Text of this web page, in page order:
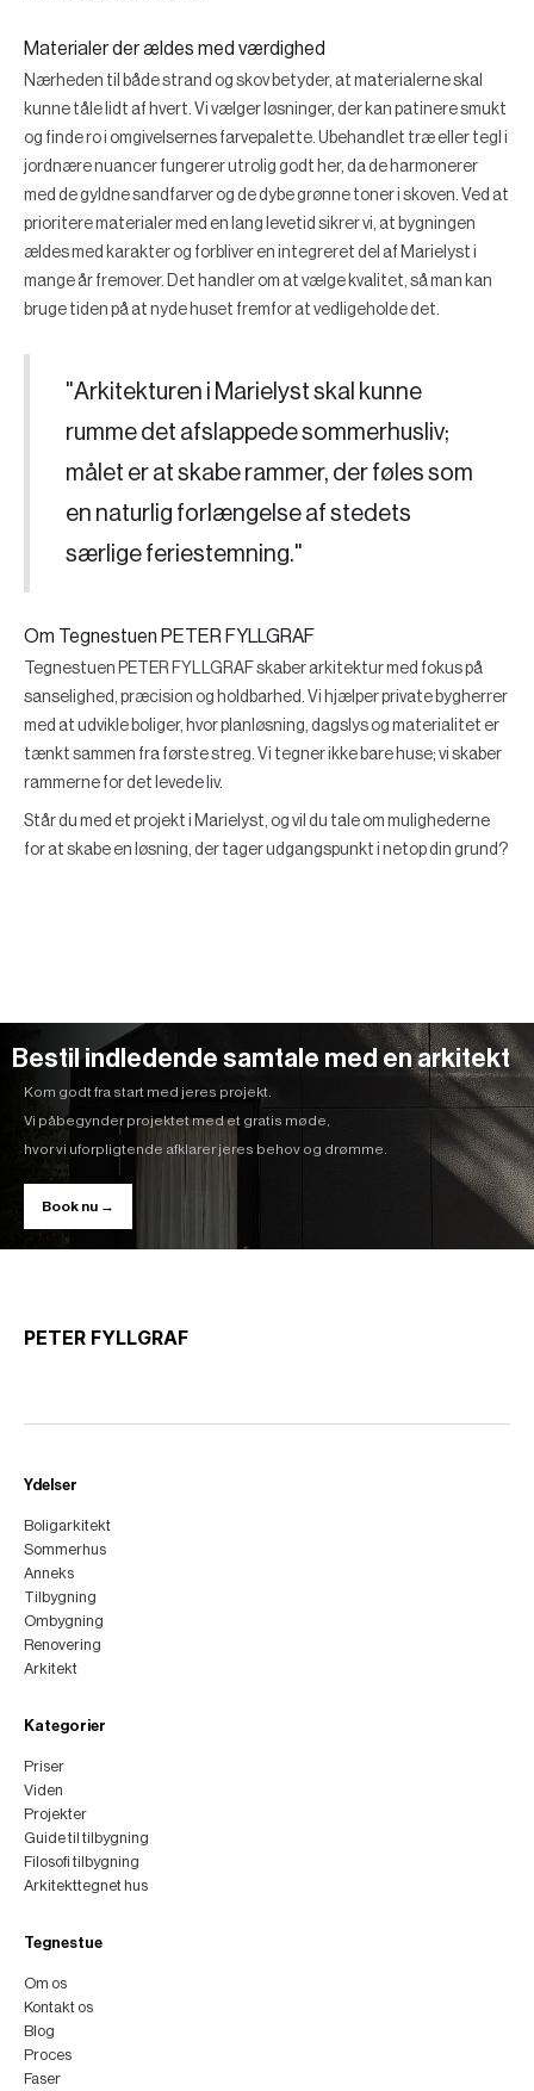
Materialer der ældes med værdighed
Nærheden til både strand og skov betyder, at materialerne skal
kunne tåle lidt af hvert. Vi vælger løsninger, der kan patinere smukt
og finde ro i omgivelsernes farvepalette. Ubehandlet træ eller tegl i
jordnære nuancer fungerer utrolig godt her, da de harmonerer
med de gyldne sandfarver og de dybe grønne toner i skoven. Ved at
prioritere materialer med en lang levetid sikrer vi, at bygningen
ældes med karakter og forbliver en integreret del af Marielyst i
mange år fremover. Det handler om at vælge kvalitet, så man kan
bruge tiden på at nyde huset fremfor at vedligeholde det.
"Arkitekturen i Marielyst skal kunne
rumme det afslappede sommerhusliv;
målet er at skabe rammer, der føles som
en naturlig forlængelse af stedets
særlige feriestemning."
Om Tegnestuen PETER FYLLGRAF
Tegnestuen PETER FYLLGRAF skaber arkitektur med fokus på
sanselighed, præcision og holdbarhed. Vi hjælper private bygherrer
med at udvikle boliger, hvor planløsning, dagslys og materialitet er
tænkt sammen fra første streg. Vi tegner ikke bare huse; vi skaber
rammerne for det levede liv.
Står du med et projekt i Marielyst, og vil du tale om mulighederne
for at skabe en løsning, der tager udgangspunkt i netop din grund?
Bestil indledende samtale med en arkitekt
Kom godt fra start med jeres projekt.
Vi påbegynder projektet med et gratis møde,
hvor vi uforpligtende afklarer jeres behov og drømme.
Book nu →
PETER FYLLGRAF
Ydelser
Boligarkitekt
Sommerhus
Anneks
Tilbygning
Ombygning
Renovering
Arkitekt
Kategorier
Priser
Viden
Projekter
Guide til tilbygning
Filosofi tilbygning
Arkitekttegnet hus
Tegnestue
Om os
Kontakt os
Blog
Proces
Faser